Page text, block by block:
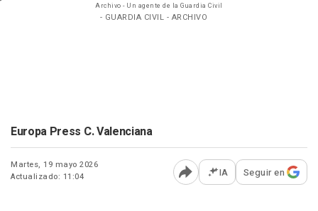
Archivo - Un agente de la Guardia Civil
- GUARDIA CIVIL - ARCHIVO
Europa Press C. Valenciana
Martes, 19 mayo 2026
Actualizado: 11:04
Abrir opciones para
IA Seguir en